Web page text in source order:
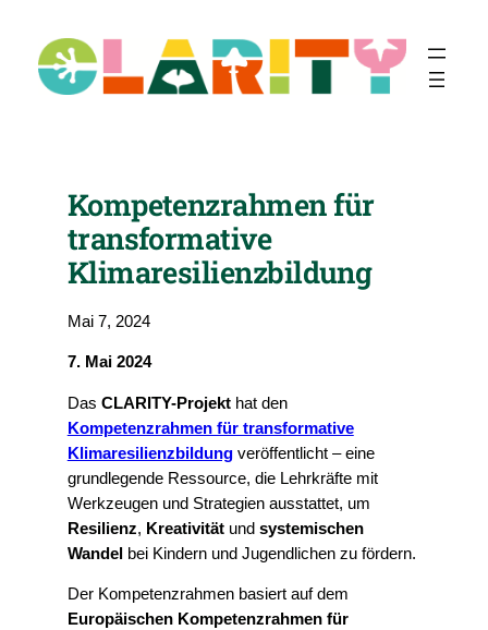
Inhalt
springen
Kompetenzrahmen für
transformative
Klimaresilienzbildung
Mai 7, 2024
7. Mai 2024
Das CLARITY-Projekthat den
Kompetenzrahmen für transformative
Klimaresilienzbildungveröffentlicht – eine
grundlegende Ressource, die Lehrkräfte mit
Werkzeugen und Strategien ausstattet, um
Resilienz, Kreativitätund systemischen
Wandel
bei Kindern und Jugendlichen zu fördern.
Der Kompetenzrahmen basiert auf dem
Europäischen Kompetenzrahmen für